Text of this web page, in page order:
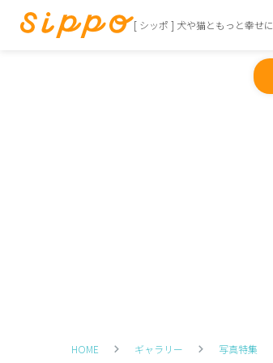
[ シッポ ] 犬や猫ともっと幸せに
HOME ギャラリー 写真特集